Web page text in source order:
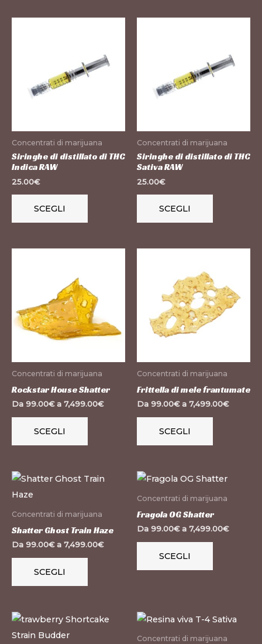
Concentrati di marijuana
Siringhe di distillato di THC
Indica RAW
25.00€
SCEGLI
più
essere
Concentrati di marijuana
Siringhe di distillato di THC
Sativa RAW
25.00€
SCEGLI
più
essere
Concentrati di marijuana
Rockstar House Shatter
Da 99.00€a 7,499.00€
SCEGLI
ha
più
varianti.
Le
del
Concentrati di marijuana
Frittella di mele frantumate
Da 99.00€a 7,499.00€
SCEGLI
ha
più
varianti.
del
Concentrati di marijuana
Shatter Ghost Train Haze
Da 99.00€a 7,499.00€
SCEGLI
Questo
più
varianti.
Le
possono
scelte
Concentrati di marijuana
Fragola OG Shatter
Da 99.00€a 7,499.00€
SCEGLI
Questo
più
varianti.
opzioni
scelte
nella
Questo
Concentrati di marijuana
Questo
prodotto